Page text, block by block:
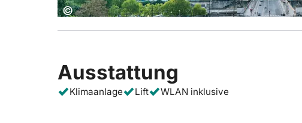
Copyright:
©
Ausstattung
Klimaanlage Lift WLAN inklusive